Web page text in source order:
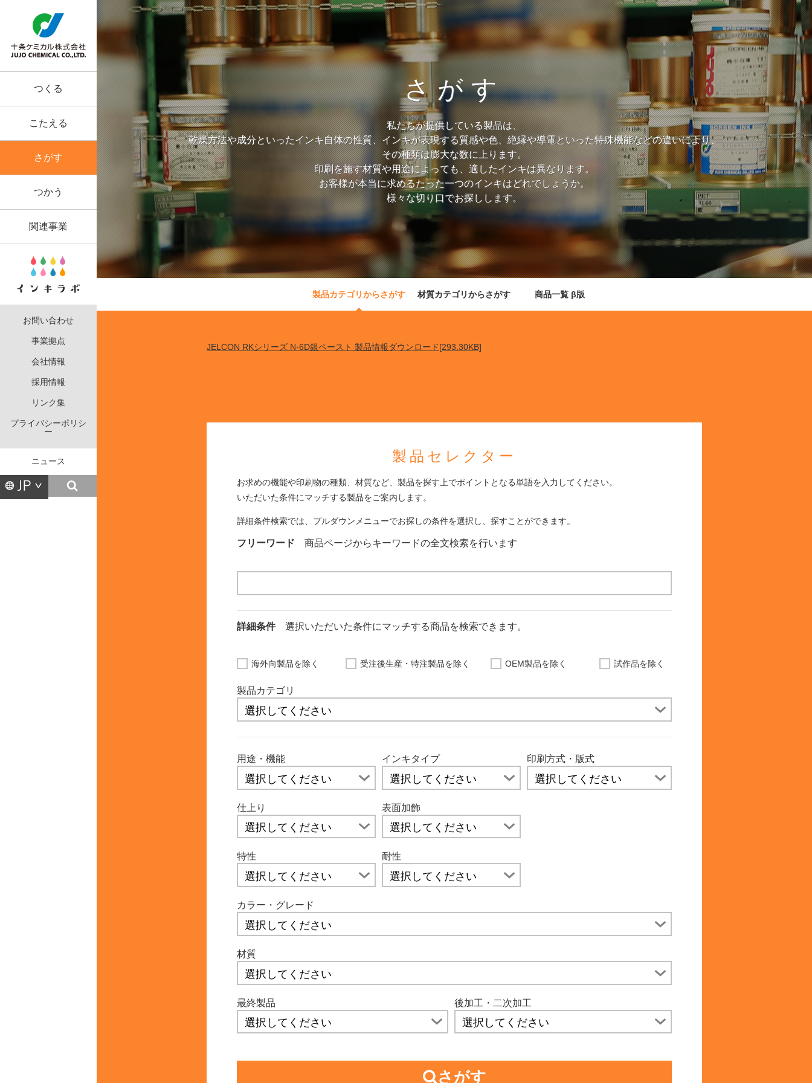
つくる
こたえる
さがす
つかう
関連事業
お問い合わせ
事業拠点
会社情報
採用情報
リンク集
プライバシーポリシ
ー
ニュース
さがす
私たちが提供している製品は、
乾燥方法や成分といったインキ自体の性質、インキが表現する質感や色、絶縁や導電といった特殊機能などの違いにより、
その種類は膨大な数に上ります。
印刷を施す材質や用途によっても、適したインキは異なります。
お客様が本当に求めるたった一つのインキはどれでしょうか。
様々な切り口でお探しします。
製品カテゴリからさがす 材質カテゴリからさがす 商品一覧 β版
JELCON RKシリーズ N-6D銀ペースト 製品情報ダウンロード[293.30KB]
製品セレクター
お求めの機能や印刷物の種類、材質など、製品を探す上でポイントとなる単語を入力してください。
いただいた条件にマッチする製品をご案内します。
詳細条件検索では、プルダウンメニューでお探しの条件を選択し、探すことができます。
フリーワード 商品ページからキーワードの全文検索を行います
詳細条件 選択いただいた条件にマッチする商品を検索できます。
海外向製品を除く 受注後生産・特注製品を除く OEM製品を除く 試作品を除く
製品カテゴリ
用途・機能 インキタイプ 印刷方式・版式
仕上り 表面加飾
特性 耐性
カラー・グレード
材質
最終製品 後加工・二次加工
さがす